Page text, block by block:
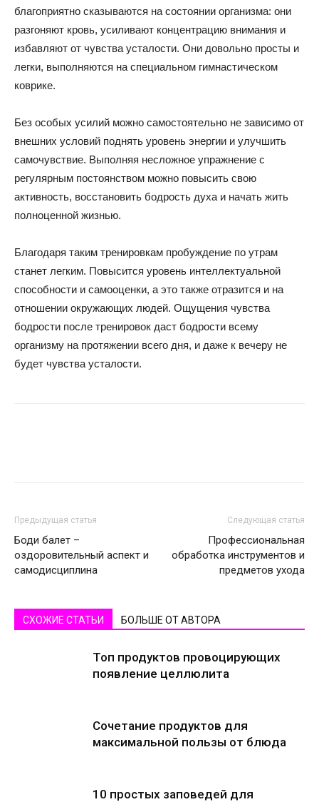
благоприятно сказываются на состоянии организма: они
разгоняют кровь, усиливают концентрацию внимания и
избавляют от чувства усталости. Они довольно просты и
легки, выполняются на специальном гимнастическом
коврике.
Без особых усилий можно самостоятельно не зависимо от
внешних условий поднять уровень энергии и улучшить
самочувствие. Выполняя несложное упражнение с
регулярным постоянством можно повысить свою
активность, восстановить бодрость духа и начать жить
полноценной жизнью.
Благодаря таким тренировкам пробуждение по утрам
станет легким. Повысится уровень интеллектуальной
способности и самооценки, а это также отразится и на
отношении окружающих людей. Ощущения чувства
бодрости после тренировок даст бодрости всему
организму на протяжении всего дня, и даже к вечеру не
будет чувства усталости.
Предыдущая статья
Боди балет –
оздоровительный аспект и
самодисциплина
Следующая статья
Профессиональная
обработка инструментов и
предметов ухода
СХОЖИЕ СТАТЬИ БОЛЬШЕ ОТ АВТОРА
Топ продуктов провоцирующих
появление целлюлита
Сочетание продуктов для
максимальной пользы от блюда
10 простых заповедей для